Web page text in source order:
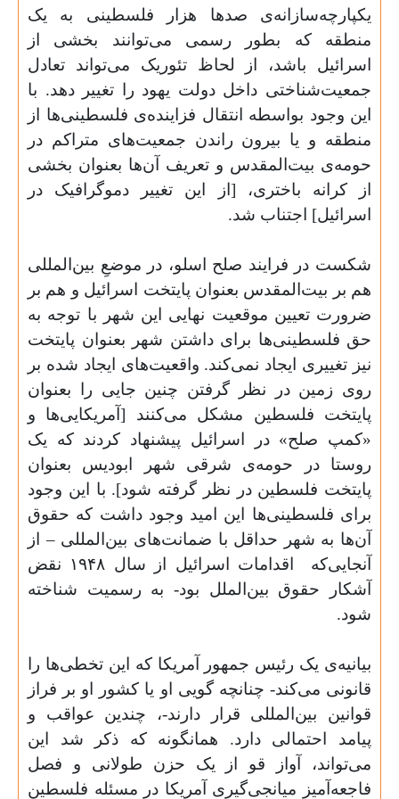
یکپارچه‌سازانه‌ی صدها هزار فلسطینی به یک
منطقه که بطور رسمی می‌توانند بخشی از
اسرائیل باشد، از لحاظ تئوریک می‌تواند تعادل
جمعیت‌شناختی داخل دولت یهود را تغییر دهد. با
این وجود بواسطه انتقال فزاینده‌ی فلسطینی‌ها از
منطقه و یا بیرون راندن جمعیت‌های متراکم در
حومه‌ی بیت‌المقدس و تعریف آن‌ها بعنوان بخشی
از کرانه باختری، [از این تغییر دموگرافیک در
اسرائیل] اجتناب شد.
شکست در فرایند صلح اسلو، در موضعِ بین‌المللی
هم بر بیت‌المقدس بعنوان پایتخت اسرائیل و هم بر
ضرورت تعیین موقعیت نهایی این شهر با توجه به
حق فلسطینی‌ها برای داشتن شهر بعنوان پایتخت
نیز تغییری ایجاد نمی‌کند. واقعیت‌های ایجاد شده بر
روی زمین در نظر گرفتن چنین جایی را بعنوان
پایتخت فلسطین مشکل می‌کنند [آمریکایی‌ها و
«کمپ صلح» در اسرائیل پیشنهاد کردند که یک
روستا در حومه‌ی شرقی شهر ابودیس بعنوان
پایتخت فلسطین در نظر گرفته شود]. با این وجود
برای فلسطینی‌ها این امید وجود داشت که حقوق
آن‌ها به شهر حداقل با ضمانت‌های بین‌المللی – از
آنجایی‌که
اقدامات اسرائیل از سال ۱۹۴۸ نقض
آشکار حقوق بین‌الملل بود- به رسمیت شناخته
شود.
بیانیه‌ی یک رئیس جمهور آمریکا که این تخطی‌ها را
قانونی می‌کند- چنانچه گویی او یا کشور او بر فراز
قوانین بین‌المللی قرار دارند-، چندین عواقب و
پیامد احتمالی دارد. همانگونه که ذکر شد این
می‌تواند، آواز قو از یک حزن طولانی و فصل
فاجعه‌آمیز میانجی‌گیری آمریکا در مسئله فلسطین